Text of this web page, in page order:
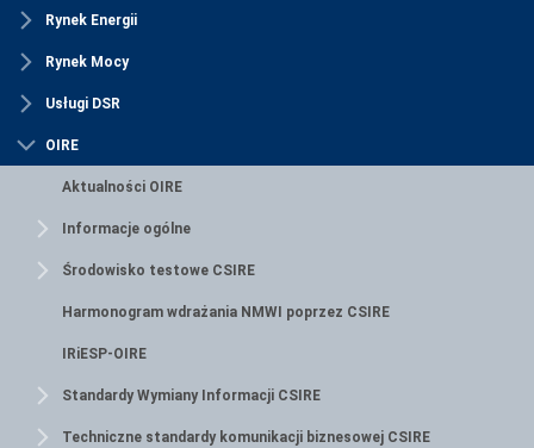
Rynek Energii
Rynek Mocy
Usługi DSR
OIRE
Aktualności OIRE
Informacje ogólne
Środowisko testowe CSIRE
Harmonogram wdrażania NMWI poprzez CSIRE
IRiESP-OIRE
Standardy Wymiany Informacji CSIRE
Techniczne standardy komunikacji biznesowej CSIRE